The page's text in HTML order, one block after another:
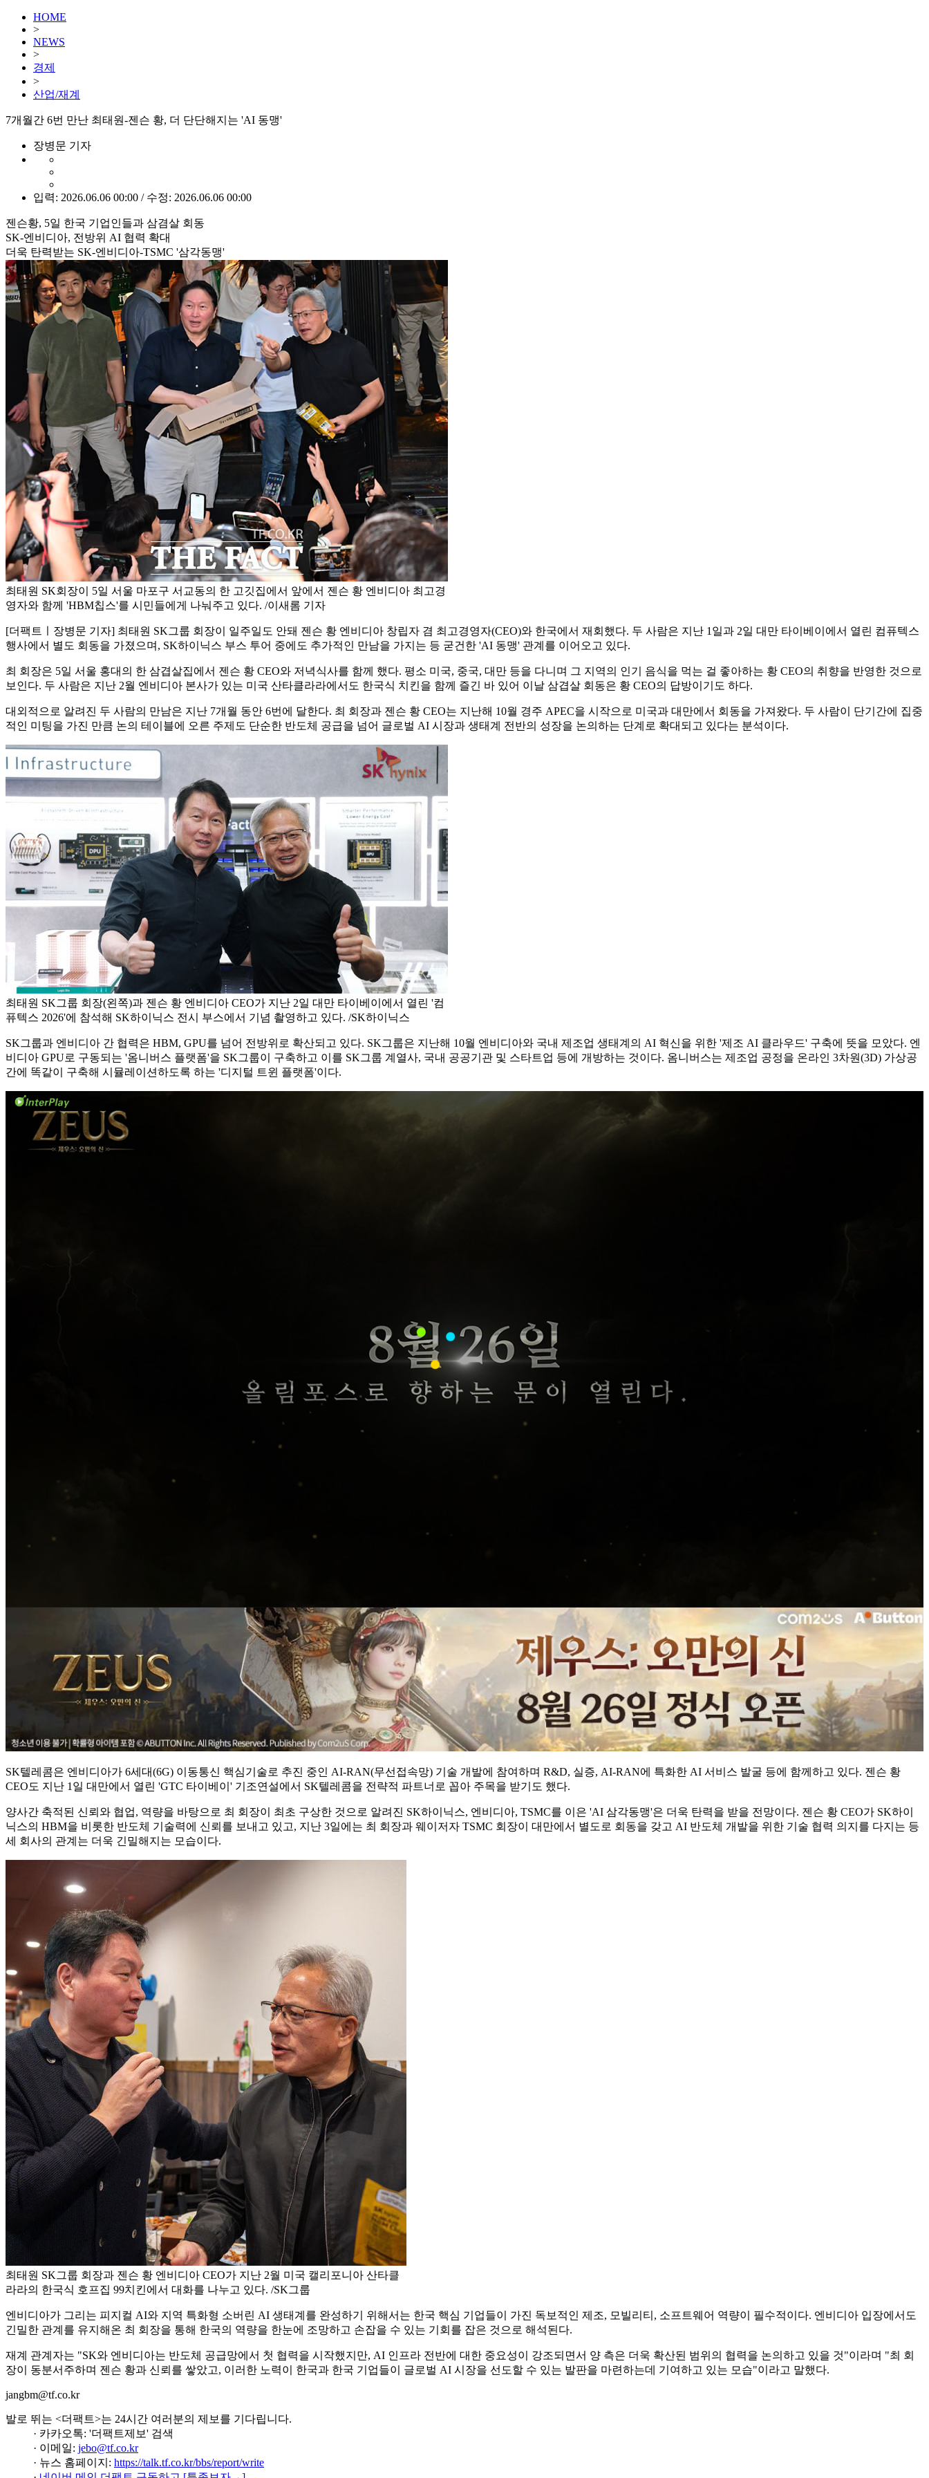
HOME
>
NEWS
>
경제
>
산업/재계
7개월간 6번 만난 최태원-젠슨 황, 더 단단해지는 'AI 동맹'
장병문 기자
입력: 2026.06.06 00:00 / 수정: 2026.06.06 00:00
젠슨황, 5일 한국 기업인들과 삼겸살 회동
SK-엔비디아, 전방위 AI 협력 확대
더욱 탄력받는 SK-엔비디아-TSMC '삼각동맹'
최태원 SK회장이 5일 서울 마포구 서교동의 한 고깃집에서 앞에서 젠슨 황 엔비디아 최고경
영자와 함께 'HBM칩스'를 시민들에게 나눠주고 있다. /이새롬 기자
[더팩트ㅣ장병문 기자] 최태원 SK그룹 회장이 일주일도 안돼 젠슨 황 엔비디아 창립자 겸 최고경영자(CEO)와 한국에서 재회했다. 두 사람은 지난 1일과 2일 대만 타이베이에서 열린 컴퓨텍스
행사에서 별도 회동을 가졌으며, SK하이닉스 부스 투어 중에도 추가적인 만남을 가지는 등 굳건한 'AI 동맹' 관계를 이어오고 있다.
최 회장은 5일 서울 홍대의 한 삼겹살집에서 젠슨 황 CEO와 저녁식사를 함께 했다. 평소 미국, 중국, 대만 등을 다니며 그 지역의 인기 음식을 먹는 걸 좋아하는 황 CEO의 취향을 반영한 것으로
보인다. 두 사람은 지난 2월 엔비디아 본사가 있는 미국 산타클라라에서도 한국식 치킨을 함께 즐긴 바 있어 이날 삼겹살 회동은 황 CEO의 답방이기도 하다.
대외적으로 알려진 두 사람의 만남은 지난 7개월 동안 6번에 달한다. 최 회장과 젠슨 황 CEO는 지난해 10월 경주 APEC을 시작으로 미국과 대만에서 회동을 가져왔다. 두 사람이 단기간에 집중
적인 미팅을 가진 만큼 논의 테이블에 오른 주제도 단순한 반도체 공급을 넘어 글로벌 AI 시장과 생태계 전반의 성장을 논의하는 단계로 확대되고 있다는 분석이다.
최태원 SK그룹 회장(왼쪽)과 젠슨 황 엔비디아 CEO가 지난 2일 대만 타이베이에서 열린 '컴
퓨텍스 2026'에 참석해 SK하이닉스 전시 부스에서 기념 촬영하고 있다. /SK하이닉스
SK그룹과 엔비디아 간 협력은 HBM, GPU를 넘어 전방위로 확산되고 있다. SK그룹은 지난해 10월 엔비디아와 국내 제조업 생태계의 AI 혁신을 위한 '제조 AI 클라우드' 구축에 뜻을 모았다. 엔
비디아 GPU로 구동되는 '옴니버스 플랫폼'을 SK그룹이 구축하고 이를 SK그룹 계열사, 국내 공공기관 및 스타트업 등에 개방하는 것이다. 옴니버스는 제조업 공정을 온라인 3차원(3D) 가상공
간에 똑같이 구축해 시뮬레이션하도록 하는 '디지털 트윈 플랫폼'이다.
SK텔레콤은 엔비디아가 6세대(6G) 이동통신 핵심기술로 추진 중인 AI-RAN(무선접속망) 기술 개발에 참여하며 R&D, 실증, AI-RAN에 특화한 AI 서비스 발굴 등에 함께하고 있다. 젠슨 황
CEO도 지난 1일 대만에서 열린 'GTC 타이베이' 기조연설에서 SK텔레콤을 전략적 파트너로 꼽아 주목을 받기도 했다.
양사간 축적된 신뢰와 협업, 역량을 바탕으로 최 회장이 최초 구상한 것으로 알려진 SK하이닉스, 엔비디아, TSMC를 이은 'AI 삼각동맹'은 더욱 탄력을 받을 전망이다. 젠슨 황 CEO가 SK하이
닉스의 HBM을 비롯한 반도체 기술력에 신뢰를 보내고 있고, 지난 3일에는 최 회장과 웨이저자 TSMC 회장이 대만에서 별도로 회동을 갖고 AI 반도체 개발을 위한 기술 협력 의지를 다지는 등
세 회사의 관계는 더욱 긴밀해지는 모습이다.
최태원 SK그룹 회장과 젠슨 황 엔비디아 CEO가 지난 2월 미국 캘리포니아 산타클
라라의 한국식 호프집 99치킨에서 대화를 나누고 있다. /SK그룹
엔비디아가 그리는 피지컬 AI와 지역 특화형 소버린 AI 생태계를 완성하기 위해서는 한국 핵심 기업들이 가진 독보적인 제조, 모빌리티, 소프트웨어 역량이 필수적이다. 엔비디아 입장에서도
긴밀한 관계를 유지해온 최 회장을 통해 한국의 역량을 한눈에 조망하고 손잡을 수 있는 기회를 잡은 것으로 해석된다.
재계 관계자는 "SK와 엔비디아는 반도체 공급망에서 첫 협력을 시작했지만, AI 인프라 전반에 대한 중요성이 강조되면서 양 측은 더욱 확산된 범위의 협력을 논의하고 있을 것"이라며 "최 회
장이 동분서주하며 젠슨 황과 신뢰를 쌓았고, 이러한 노력이 한국과 한국 기업들이 글로벌 AI 시장을 선도할 수 있는 발판을 마련하는데 기여하고 있는 모습"이라고 말했다.
jangbm@tf.co.kr
발로 뛰는 <더팩트>는 24시간 여러분의 제보를 기다립니다.
· 카카오톡: '더팩트제보' 검색
· 이메일: jebo@tf.co.kr
· 뉴스 홈페이지: https://talk.tf.co.kr/bbs/report/write